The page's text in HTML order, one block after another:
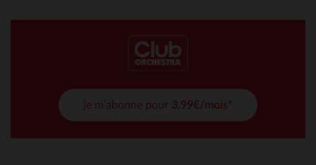
je m'abonne pour 3,99€/mois*